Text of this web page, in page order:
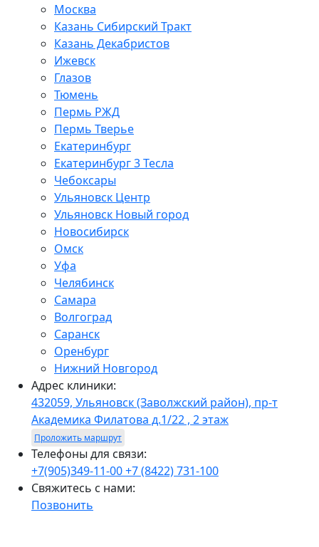
Москва
Казань Сибирский Тракт
Казань Декабристов
Ижевск
Глазов
Тюмень
Пермь РЖД
Пермь Тверье
Екатеринбург
Екатеринбург 3 Тесла
Чебоксары
Ульяновск Центр
Ульяновск Новый город
Новосибирск
Омск
Уфа
Челябинск
Самара
Волгоград
Саранск
Оренбург
Нижний Новгород
Адрес клиники:
432059, Ульяновск (Заволжский район), пр-т
Академика Филатова д.1/22 , 2 этаж
Проложить маршрут
Телефоны для связи:
+7(905)349-11-00+7 (8422) 731-100
Свяжитесь с нами:
Позвонить